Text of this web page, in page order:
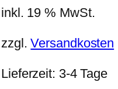
inkl. 19 % MwSt.
zzgl.Versandkosten
Lieferzeit: 3-4 Tage